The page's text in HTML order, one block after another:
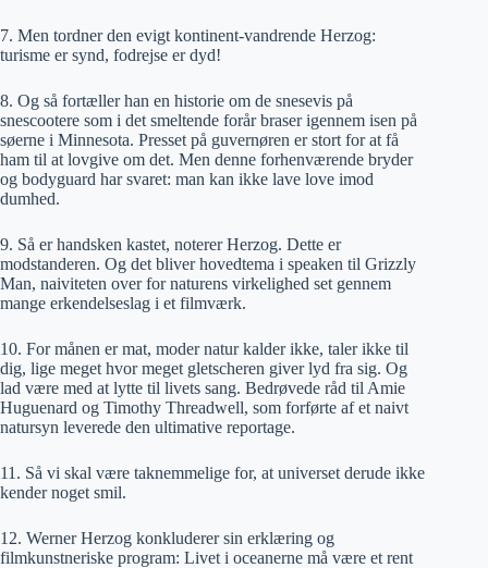
7. Men tordner den evigt kontinent-vandrende Herzog:
turisme er synd, fodrejse er dyd!
8. Og så fortæller han en historie om de snesevis på
snescootere som i det smeltende forår braser igennem isen på
søerne i Minnesota. Presset på guvernøren er stort for at få
ham til at lovgive om det. Men denne forhenværende bryder
og bodyguard har svaret: man kan ikke lave love imod
dumhed.
9. Så er handsken kastet, noterer Herzog. Dette er
modstanderen. Og det bliver hovedtema i speaken til Grizzly
Man, naiviteten over for naturens virkelighed set gennem
mange erkendelseslag i et filmværk.
10. For månen er mat, moder natur kalder ikke, taler ikke til
dig, lige meget hvor meget gletscheren giver lyd fra sig. Og
lad være med at lytte til livets sang. Bedrøvede råd til Amie
Huguenard og Timothy Threadwell, som forførte af et naivt
natursyn leverede den ultimative reportage.
11. Så vi skal være taknemmelige for, at universet derude ikke
kender noget smil.
12. Werner Herzog konkluderer sin erklæring og
filmkunstneriske program: Livet i oceanerne må være et rent